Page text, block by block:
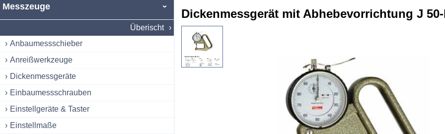
Dickenmessgerät mit Abhebevorrichtung J
Messzeuge
Überischt
Anbaumessschieber
Anreißwerkzeuge
Dickenmessgeräte
Einbaumessschrauben
Einstellgeräte & Taster
Einstellmaße